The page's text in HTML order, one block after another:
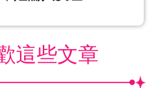
這些文章